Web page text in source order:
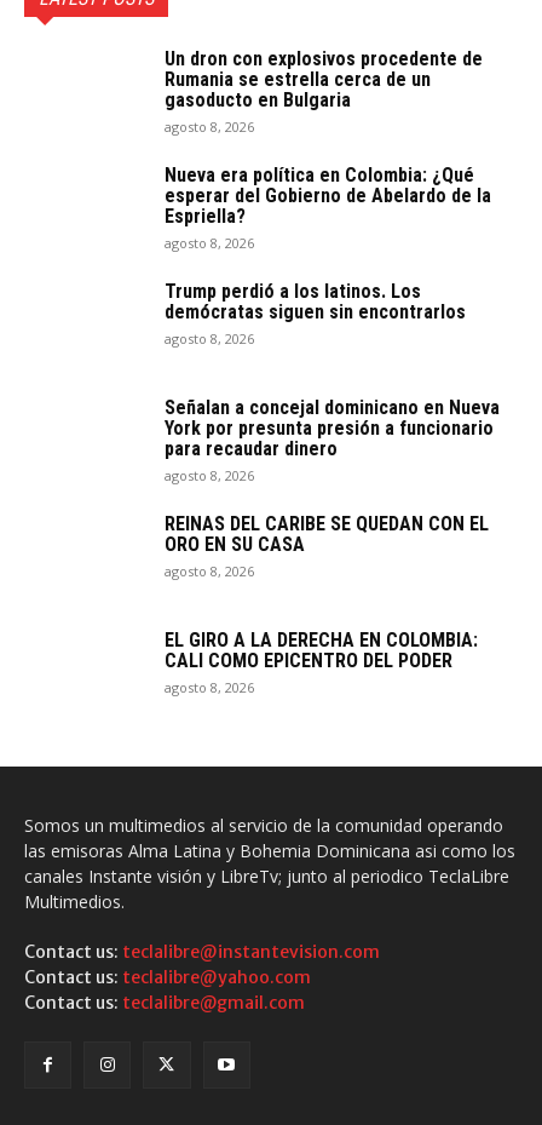
Un dron con explosivos procedente de
Rumania se estrella cerca de un
gasoducto en Bulgaria
agosto 8, 2026
Nueva era política en Colombia: ¿Qué
esperar del Gobierno de Abelardo de la
Espriella?
agosto 8, 2026
Trump perdió a los latinos. Los
demócratas siguen sin encontrarlos
agosto 8, 2026
Señalan a concejal dominicano en Nueva
York por presunta presión a funcionario
para recaudar dinero
agosto 8, 2026
REINAS DEL CARIBE SE QUEDAN CON EL
ORO EN SU CASA
agosto 8, 2026
EL GIRO A LA DERECHA EN COLOMBIA:
CALI COMO EPICENTRO DEL PODER
agosto 8, 2026
Somos un multimedios al servicio de la comunidad operando
las emisoras Alma Latina y Bohemia Dominicana asi como los
canales Instante visión y LibreTv; junto al periodico TeclaLibre
Multimedios.
Contact us: teclalibre@instantevision.com
Contact us: teclalibre@yahoo.com
Contact us: teclalibre@gmail.com